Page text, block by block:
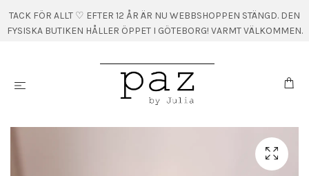
TACK FÖR ALLT ♡ EFTER 12 ÅR ÄR NU WEBBSHOPPEN STÄNGD. DEN
FYSISKA BUTIKEN HÅLLER ÖPPET I GÖTEBORG! VARMT VÄLKOMMEN.